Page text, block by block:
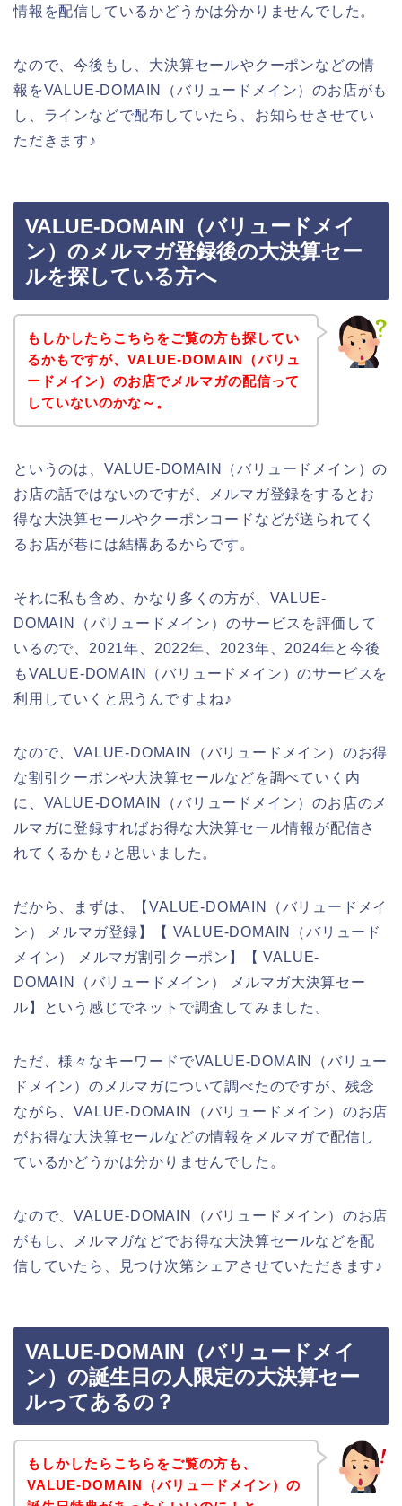
情報を配信しているかどうかは分かりませんでした。
なので、今後もし、大決算セールやクーポンなどの情
報をVALUE-DOMAIN（バリュードメイン）のお店がも
し、ラインなどで配布していたら、お知らせさせてい
ただきます♪
VALUE-DOMAIN（バリュードメイ
ン）のメルマガ登録後の大決算セー
ルを探している方へ
もしかしたらこちらをご覧の方も探してい
るかもですが、VALUE-DOMAIN（バリュ
ードメイン）のお店でメルマガの配信って
していないのかな～。
というのは、VALUE-DOMAIN（バリュードメイン）の
お店の話ではないのですが、メルマガ登録をするとお
得な大決算セールやクーポンコードなどが送られてく
るお店が巷には結構あるからです。
それに私も含め、かなり多くの方が、VALUE-
DOMAIN（バリュードメイン）のサービスを評価して
いるので、2021年、2022年、2023年、2024年と今後
もVALUE-DOMAIN（バリュードメイン）のサービスを
利用していくと思うんですよね♪
なので、VALUE-DOMAIN（バリュードメイン）のお得
な割引クーポンや大決算セールなどを調べていく内
に、VALUE-DOMAIN（バリュードメイン）のお店のメ
ルマガに登録すればお得な大決算セール情報が配信さ
れてくるかも♪と思いました。
だから、まずは、【VALUE-DOMAIN（バリュードメイ
ン） メルマガ登録】【 VALUE-DOMAIN（バリュード
メイン） メルマガ割引クーポン】【 VALUE-
DOMAIN（バリュードメイン） メルマガ大決算セー
ル】という感じでネットで調査してみました。
ただ、様々なキーワードでVALUE-DOMAIN（バリュー
ドメイン）のメルマガについて調べたのですが、残念
ながら、VALUE-DOMAIN（バリュードメイン）のお店
がお得な大決算セールなどの情報をメルマガで配信し
ているかどうかは分かりませんでした。
なので、VALUE-DOMAIN（バリュードメイン）のお店
がもし、メルマガなどでお得な大決算セールなどを配
信していたら、見つけ次第シェアさせていただきます♪
VALUE-DOMAIN（バリュードメイ
ン）の誕生日の人限定の大決算セー
ルってあるの？
もしかしたらこちらをご覧の方も、
VALUE-DOMAIN（バリュードメイン）の